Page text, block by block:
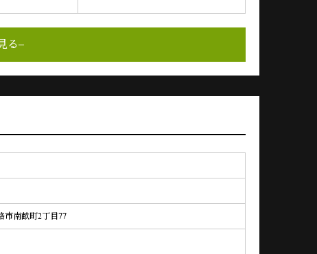
る
市南畝町2丁目77